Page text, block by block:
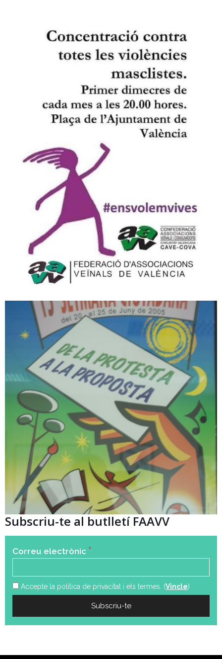
Subscriu-te al butlletí FAAVV
Correu electrònic *
Accepte la política de privacitat i els termes. (Vincle)